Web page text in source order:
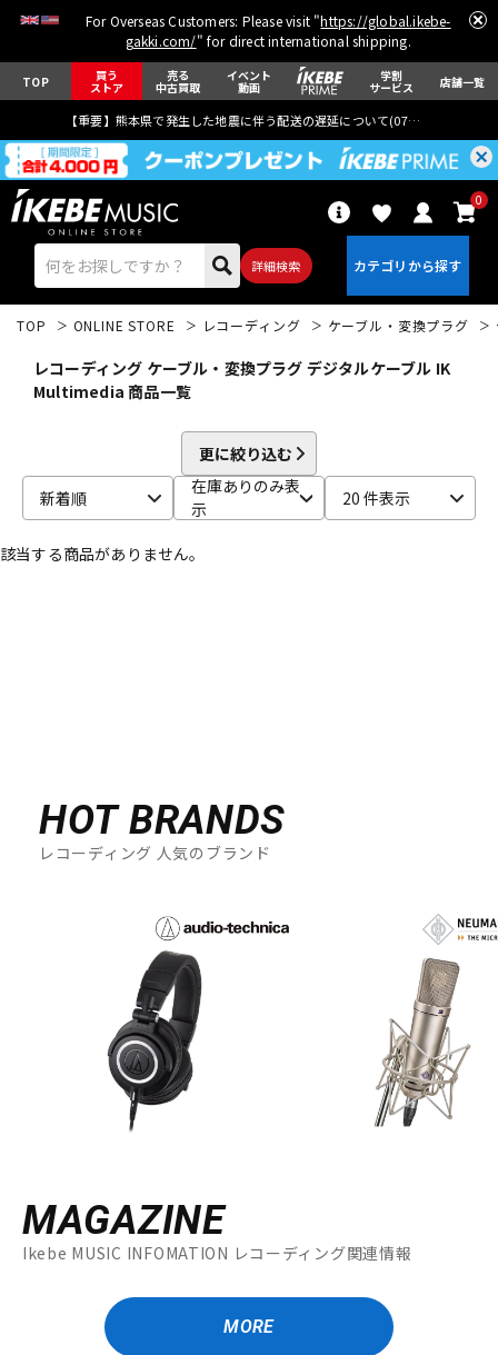
For Overseas Customers: Please visit "https://global.ikebe-
gakki.com/" for direct international shipping.
TOP 買う
ストア
売る
中古買取
イベント
動画
学割
サービス 店舗一覧
【重要】熊本県で発生した地震に伴う配送の遅延について(07月29日
詳細検索
0
アンプ
DTM オンライン納品 レコーディング機器
配信/ライブ機器 楽器アクセサリ
TOP ONLINE STORE レコーディング ケーブル・変換プラグ
レコーディング ケーブル・変換プラグ デジタルケーブル IK
Multimedia 商品一覧
更に絞り込む
新着順
在庫ありのみ表
示
20 件表示
該当する商品がありません。
HOT BRANDS
レコーディング 人気のブランド
MAGAZINE
Ikebe MUSIC INFOMATION レコーディング関連情報
MORE